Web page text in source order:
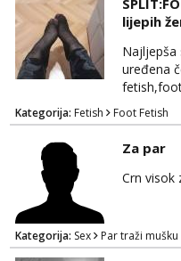
064/677-677
Ivančica
Čekam tvoj
Tel:064/677-677
Čekam tvoj
lijepih
Najljepša
uređena
20.30h.
Kategorija: Fetish Foot Fetish
Za par
Crn visok
Kategorija: Sex Par traži